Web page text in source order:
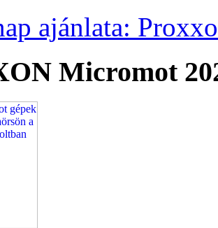
ajánlata:
Micromot